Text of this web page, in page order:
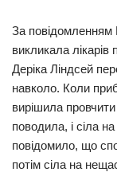
За повідомленням
викликала лікарів
Деріка Ліндсей
навколо. Коли
вирішила
поводила, і сіла
повідомило, що
потім сіла на